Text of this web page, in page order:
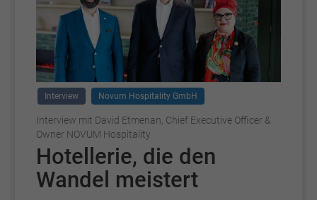
Interview Novum Hospitality GmbH
Interview mit David Etmenan, Chief Executive Officer &
Owner NOVUM Hospitality
Hotellerie, die den
Wandel meistert